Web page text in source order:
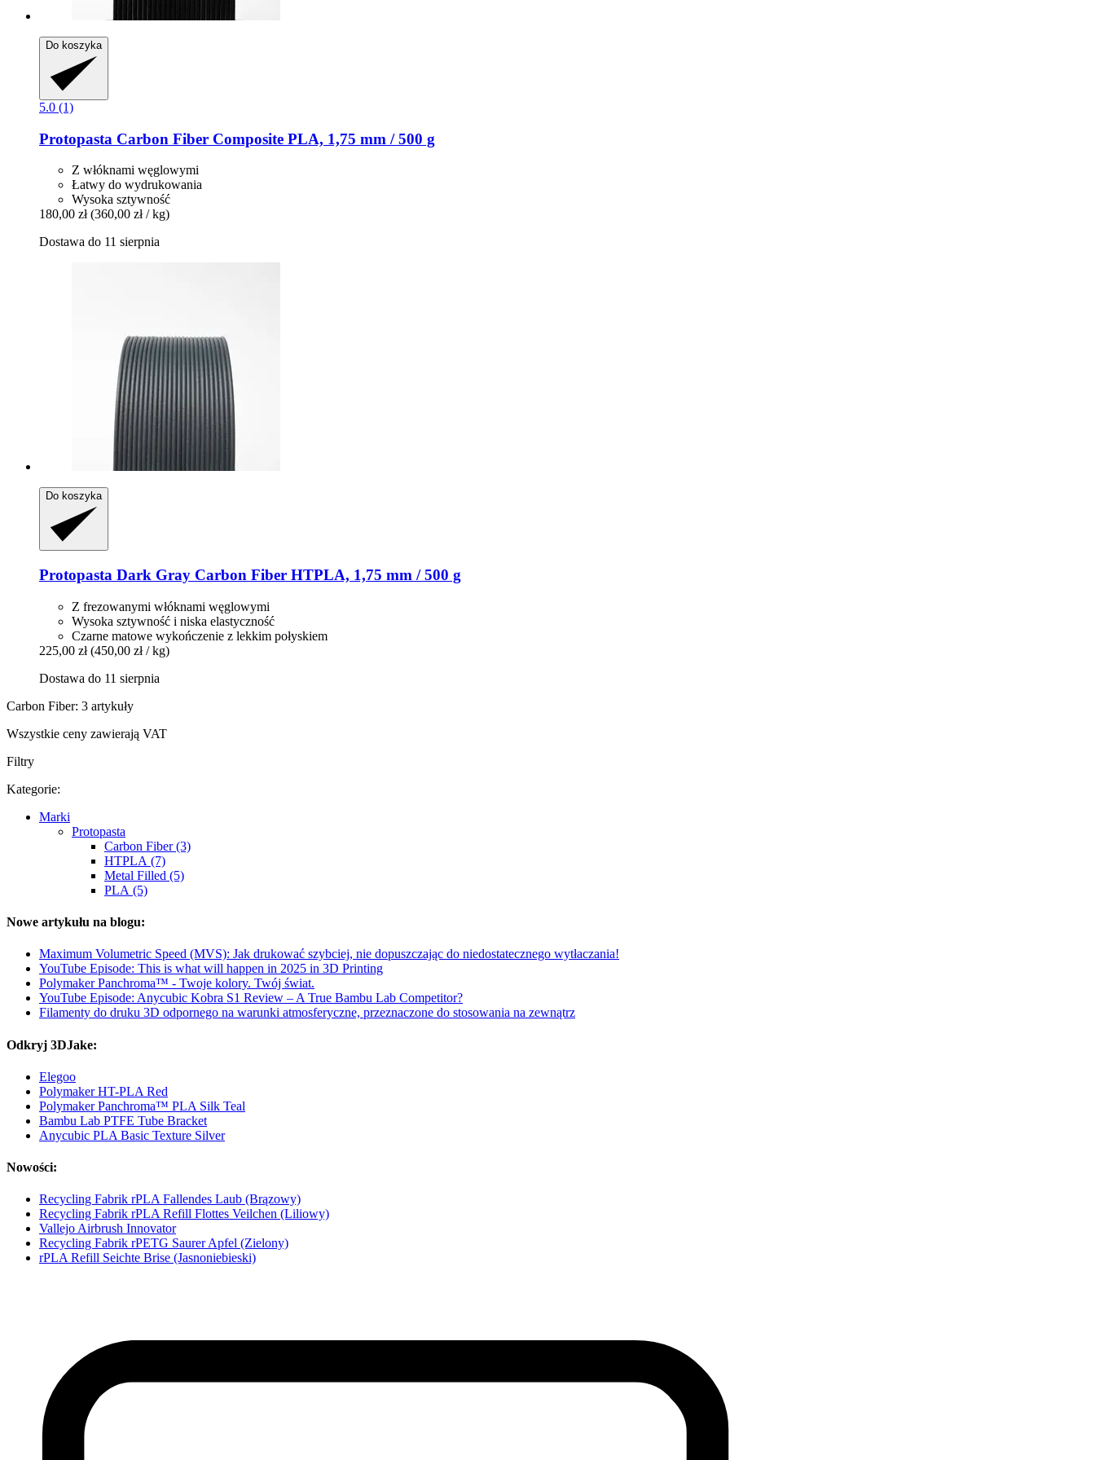
Do koszyka
5.0 (1)
Protopasta Carbon Fiber Composite PLA, 1,75 mm / 500 g
Z włóknami węglowymi
Łatwy do wydrukowania
Wysoka sztywność
180,00 zł (360,00 zł / kg)
Dostawa do 11 sierpnia
Do koszyka
Protopasta Dark Gray Carbon Fiber HTPLA, 1,75 mm / 500 g
Z frezowanymi włóknami węglowymi
Wysoka sztywność i niska elastyczność
Czarne matowe wykończenie z lekkim połyskiem
225,00 zł (450,00 zł / kg)
Dostawa do 11 sierpnia
Carbon Fiber: 3 artykuły
Wszystkie ceny zawierają VAT
Filtry
Kategorie:
Marki
Protopasta
Carbon Fiber (3)
HTPLA (7)
Metal Filled (5)
PLA (5)
Nowe artykułu na blogu:
Maximum Volumetric Speed (MVS): Jak drukować szybciej, nie dopuszczając do niedostatecznego wytłaczania!
YouTube Episode: This is what will happen in 2025 in 3D Printing
Polymaker Panchroma™ - Twoje kolory. Twój świat.
YouTube Episode: Anycubic Kobra S1 Review – A True Bambu Lab Competitor?
Filamenty do druku 3D odpornego na warunki atmosferyczne, przeznaczone do stosowania na zewnątrz
Odkryj 3DJake:
Elegoo
Polymaker HT-PLA Red
Polymaker Panchroma™ PLA Silk Teal
Bambu Lab PTFE Tube Bracket
Anycubic PLA Basic Texture Silver
Nowości:
Recycling Fabrik rPLA Fallendes Laub (Brązowy)
Recycling Fabrik rPLA Refill Flottes Veilchen (Liliowy)
Vallejo Airbrush Innovator
Recycling Fabrik rPETG Saurer Apfel (Zielony)
rPLA Refill Seichte Brise (Jasnoniebieski)